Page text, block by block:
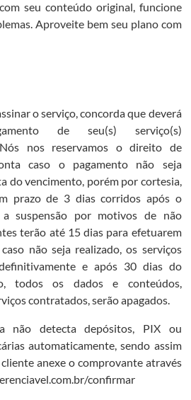
seu conteúdo original, funcione
Aproveite bem seu plano com
o serviço, concorda que deverá
de seu(s) serviço(s)
Nós nos reservamos o direito de
caso o pagamento não seja
do vencimento, porém por cortesia,
prazo de 3 dias corridos após o
a suspensão por motivos de não
terão até 15 dias para efetuarem
não seja realizado, os serviços
e após 30 dias do
todos os dados e conteúdos,
contratados, serão apagados.
não detecta depósitos, PIX ou
automaticamente, sendo assim
anexe o comprovante através
confirmar